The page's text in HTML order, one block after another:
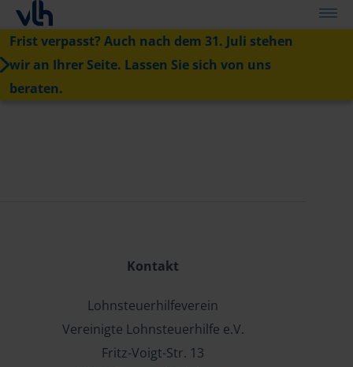
Frist verpasst? Auch nach dem 31. Juli stehen
wir an Ihrer Seite. Lassen Sie sich von uns
beraten.
Kontakt
Lohnsteuerhilfeverein
Vereinigte Lohnsteuerhilfe e.V.
Fritz-Voigt-Str. 13